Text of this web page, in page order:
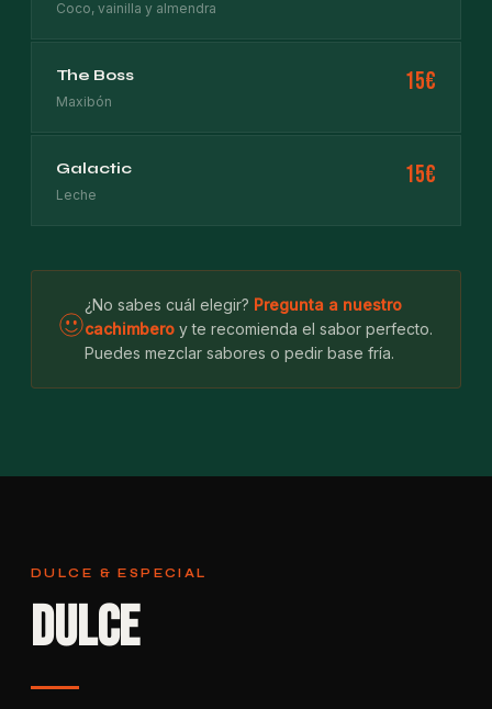
Coco, vainilla y almendra
The Boss
Maxibón
15€
Galactic
Leche
15€
¿No sabes cuál elegir? Pregunta a nuestro
cachimbero y te recomienda el sabor perfecto.
Puedes mezclar sabores o pedir base fría.
DULCE & ESPECIAL
Dulce